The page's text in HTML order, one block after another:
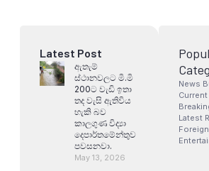
Latest Post
ඇතැම්
ස්ථානවලට මි.මි
200ට වැඩි ඉතා
තද වැසි ඇතිවිය
හැකි බව
කාලගුණ විද්‍යා
දෙපාර්තමේන්තුව
පවසනවා.
May 13, 2026
News
Latest
Foreign